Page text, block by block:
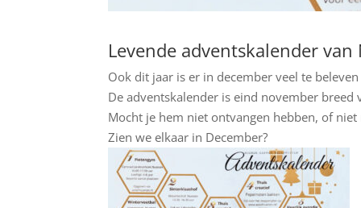
Levende adventskalender
Ook dit jaar is er in december veel te
De adventskalender is eind november breed
Mocht je hem niet ontvangen hebben, of
Zien we elkaar in December?